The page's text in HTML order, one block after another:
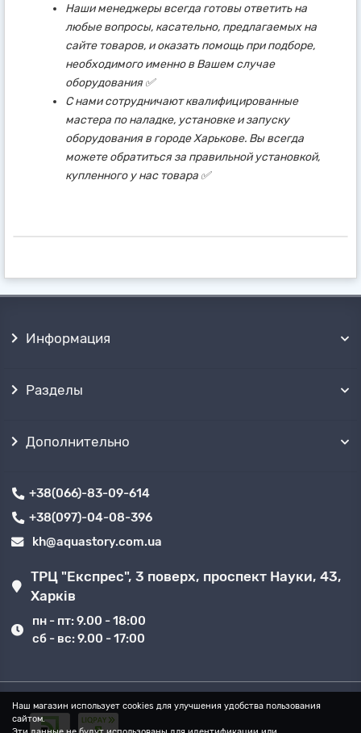
Наши менеджеры всегда готовы ответить на
любые вопросы, касательно, предлагаемых на
сайте товаров, и оказать помощь при подборе,
необходимого именно в Вашем случае
оборудования ✅
С нами сотрудничают квалифицированные
мастера по наладке, установке и запуску
оборудования в городе Харькове. Вы всегда
можете обратиться за правильной установкой,
купленного у нас товара ✅
Наш магазин использует cookies для улучшения удобства пользования
сайтом.
Информация
Разделы
Дополнительно
+38(066)-83-09-614
+38(097)-04-08-396
kh@aquastory.com.ua
ТРЦ "Експрес", 3 поверх, проспект Науки, 43,
Харків
пн - пт: 9.00 - 18:00
сб - вс: 9.00 - 17:00